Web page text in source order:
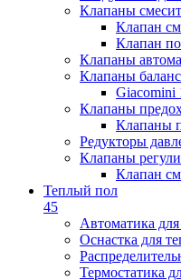
Клапаны
Клапан
Клапан
Клапаны
Клапаны
Giacomini
Клапаны
Клапаны
Редукторы
Клапаны
Клапан
Теплый пол
45
Автоматика
Оснастка для
Термостатика